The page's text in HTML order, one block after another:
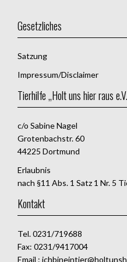
Gesetzliches
Satzung
Impressum/Disclaimer
Tierhilfe „Holt uns hier raus
c/o Sabine Nagel
Grotenbachstr. 60
44225 Dortmund
Erlaubnis
nach §11 Abs. 1 Satz 1 Nr. 5
Kontakt
Tel. 0231/719688
Fax: 0231/9417004
Email :